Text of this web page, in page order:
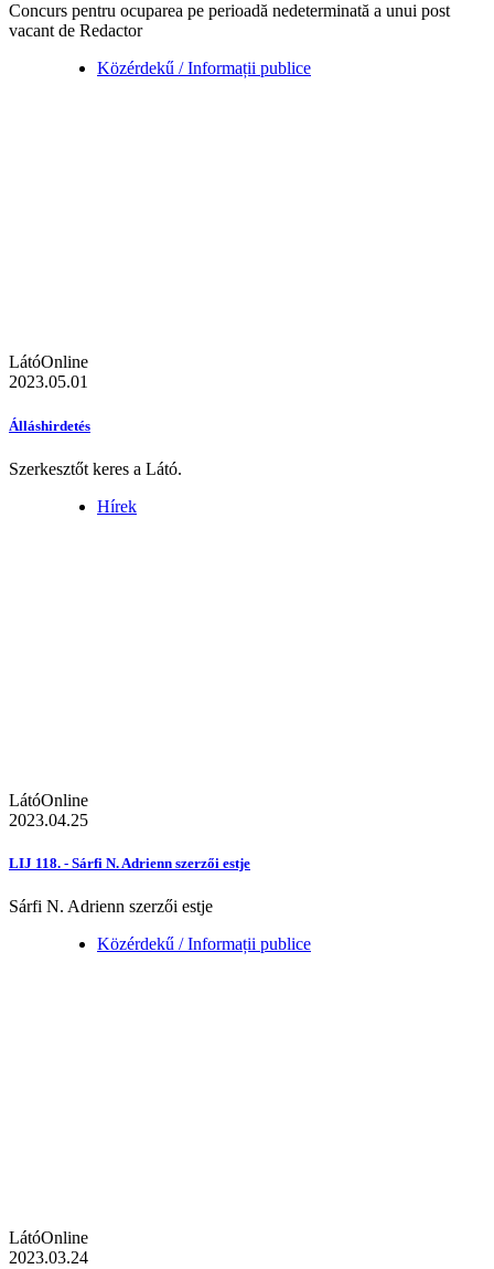
Concurs pentru ocuparea pe perioadă nedeterminată a unui post
vacant de Redactor
Közérdekű / Informații publice
LátóOnline
2023.05.01
Álláshirdetés
Szerkesztőt keres a Látó.
Hírek
LátóOnline
2023.04.25
LIJ 118. - Sárfi N. Adrienn szerzői estje
Sárfi N. Adrienn szerzői estje
Közérdekű / Informații publice
LátóOnline
2023.03.24